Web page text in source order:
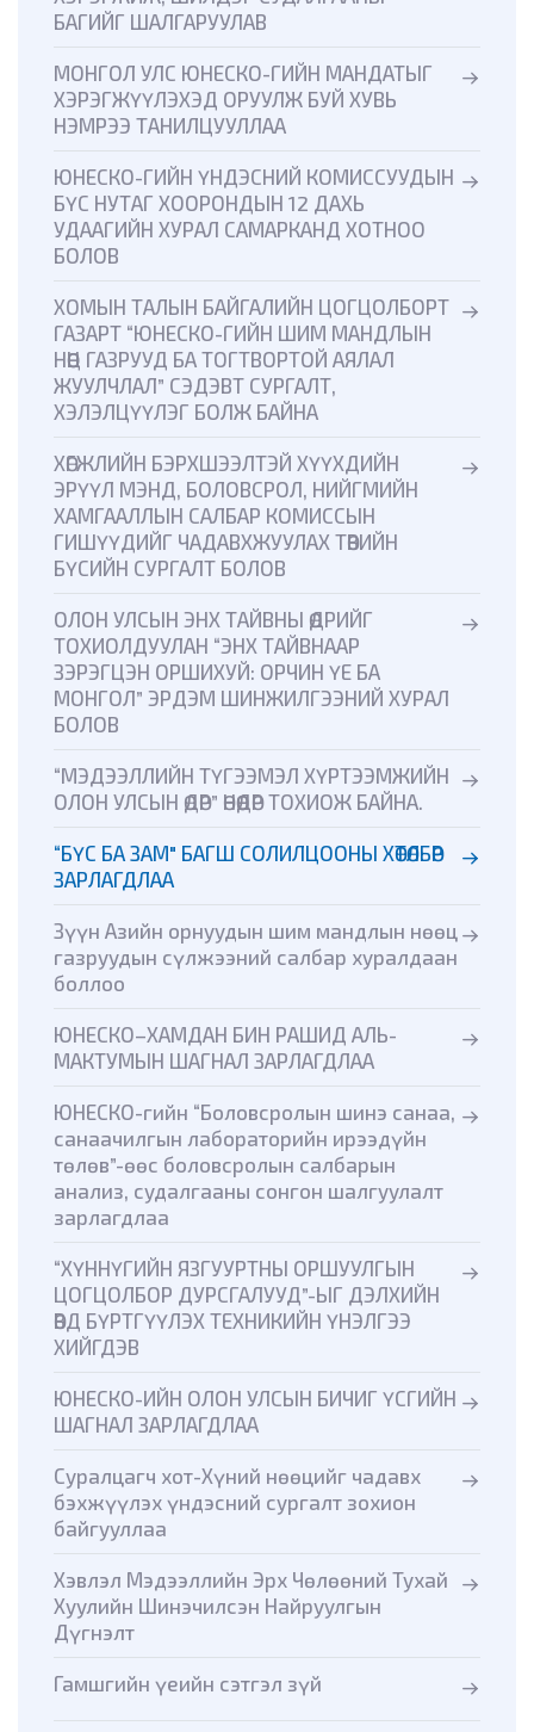
БАГИЙГ ШАЛГАРУУЛАВ
МОНГОЛ УЛС ЮНЕСКО-ГИЙН МАНДАТЫГ
ХЭРЭГЖҮҮЛЭХЭД ОРУУЛЖ БУЙ ХУВЬ
НЭМРЭЭ ТАНИЛЦУУЛЛАА
ЮНЕСКО-ГИЙН ҮНДЭСНИЙ КОМИССУУДЫН
БҮС НУТАГ ХООРОНДЫН 12 ДАХЬ
УДААГИЙН ХУРАЛ САМАРКАНД ХОТНОО
БОЛОВ
ХОМЫН ТАЛЫН БАЙГАЛИЙН ЦОГЦОЛБОРТ
ГАЗАРТ “ЮНЕСКО-ГИЙН ШИМ МАНДЛЫН
НӨӨЦ ГАЗРУУД БА ТОГТВОРТОЙ АЯЛАЛ
ЖУУЛЧЛАЛ” СЭДЭВТ СУРГАЛТ,
ХЭЛЭЛЦҮҮЛЭГ БОЛЖ БАЙНА
ХӨГЖЛИЙН БЭРХШЭЭЛТЭЙ ХҮҮХДИЙН
ЭРҮҮЛ МЭНД, БОЛОВСРОЛ, НИЙГМИЙН
ХАМГААЛЛЫН САЛБАР КОМИССЫН
ГИШҮҮДИЙГ ЧАДАВХЖУУЛАХ ТӨВИЙН
БҮСИЙН СУРГАЛТ БОЛОВ
ОЛОН УЛСЫН ЭНХ ТАЙВНЫ ӨДРИЙГ
ТОХИОЛДУУЛАН “ЭНХ ТАЙВНААР
ЗЭРЭГЦЭН ОРШИХУЙ: ОРЧИН ҮЕ БА
МОНГОЛ” ЭРДЭМ ШИНЖИЛГЭЭНИЙ ХУРАЛ
БОЛОВ
“МЭДЭЭЛЛИЙН ТҮГЭЭМЭЛ ХҮРТЭЭМЖИЙН
ОЛОН УЛСЫН ӨДӨР” ӨНӨӨДӨР ТОХИОЖ БАЙНА.
“БҮС БА ЗАМ" БАГШ СОЛИЛЦООНЫ ХӨТӨЛБӨР
ЗАРЛАГДЛАА
Зүүн Азийн орнуудын шим мандлын нөөц
газруудын сүлжээний салбар хуралдаан
боллоо
ЮНЕСКО–ХАМДАН БИН РАШИД АЛЬ-
МАКТУМЫН ШАГНАЛ ЗАРЛАГДЛАА
ЮНЕСКО-гийн “Боловсролын шинэ санаа,
санаачилгын лабораторийн ирээдүйн
төлөв”-өөс боловсролын салбарын
анализ, судалгааны сонгон шалгуулалт
зарлагдлаа
“ХҮННҮГИЙН ЯЗГУУРТНЫ ОРШУУЛГЫН
ЦОГЦОЛБОР ДУРСГАЛУУД”-ЫГ ДЭЛХИЙН
ӨВД БҮРТГҮҮЛЭХ ТЕХНИКИЙН ҮНЭЛГЭЭ
ХИЙГДЭВ
ЮНЕСКО-ИЙН ОЛОН УЛСЫН БИЧИГ ҮСГИЙН
ШАГНАЛ ЗАРЛАГДЛАА
Суралцагч хот-Хүний нөөцийг чадавх
бэхжүүлэх үндэсний сургалт зохион
байгууллаа
Хэвлэл Мэдээллийн Эрх Чөлөөний Тухай
Хуулийн Шинэчилсэн Найруулгын
Дүгнэлт
Гамшгийн үеийн сэтгэл зүй